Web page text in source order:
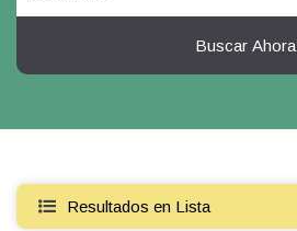
Buscar Ahora
Resultados en Lista